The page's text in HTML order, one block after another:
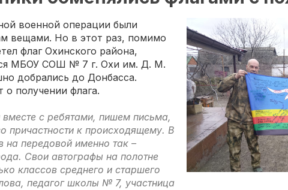
военной операции были
вещами. Но в этот раз, помимо
флаг Охинского района,
МБОУ СОШ № 7 г. Охи им. Д. М.
добрались до Донбасса.
получении флага.
с ребятами, пишем письма,
причастности к происходящему. В
передовой именно так –
Свои автографы на полотне
классов среднего и старшего
педагог школы № 7, участница